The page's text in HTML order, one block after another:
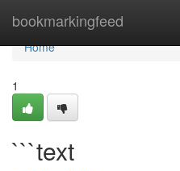
bookmarkingfeed
Home
Home
1
```text